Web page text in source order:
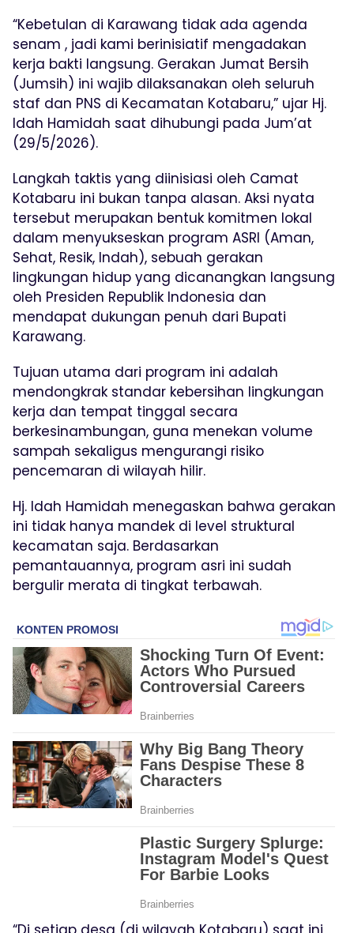
“Kebetulan di Karawang tidak ada agenda
senam , jadi kami berinisiatif mengadakan
kerja bakti langsung. Gerakan Jumat Bersih
(Jumsih) ini wajib dilaksanakan oleh seluruh
staf dan PNS di Kecamatan Kotabaru,” ujar Hj.
Idah Hamidah saat dihubungi pada Jum’at
(29/5/2026).
Langkah taktis yang diinisiasi oleh Camat
Kotabaru ini bukan tanpa alasan. Aksi nyata
tersebut merupakan bentuk komitmen lokal
dalam menyukseskan program ASRI (Aman,
Sehat, Resik, Indah), sebuah gerakan
lingkungan hidup yang dicanangkan langsung
oleh Presiden Republik Indonesia dan
mendapat dukungan penuh dari Bupati
Karawang.
Tujuan utama dari program ini adalah
mendongkrak standar kebersihan lingkungan
kerja dan tempat tinggal secara
berkesinambungan, guna menekan volume
sampah sekaligus mengurangi risiko
pencemaran di wilayah hilir.
Hj. Idah Hamidah menegaskan bahwa gerakan
ini tidak hanya mandek di level struktural
kecamatan saja. Berdasarkan
pemantauannya, program asri ini sudah
bergulir merata di tingkat terbawah.